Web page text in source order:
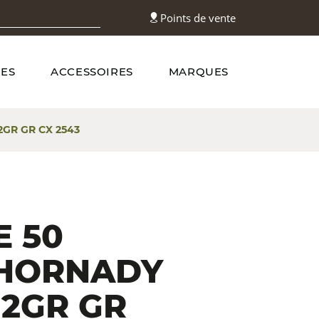
Points de vente
ACCESSOIRES MARQUES
GR CX 2543
50
GR